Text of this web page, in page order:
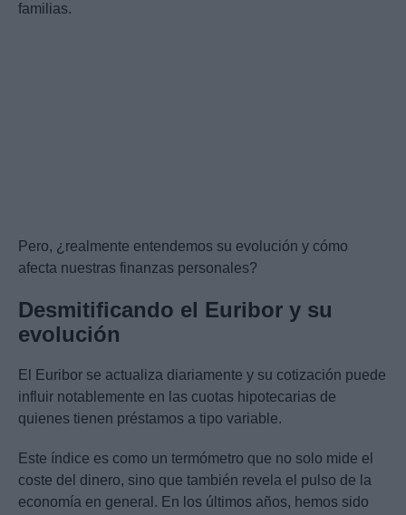
familias.
Pero, ¿realmente entendemos su evolución y cómo
afecta nuestras finanzas personales?
Desmitificando el Euribor y su
evolución
El Euribor se actualiza diariamente y su cotización puede
influir notablemente en las cuotas hipotecarias de
quienes tienen préstamos a tipo variable.
Este índice es como un termómetro que no solo mide el
coste del dinero, sino que también revela el pulso de la
economía en general. En los últimos años, hemos sido